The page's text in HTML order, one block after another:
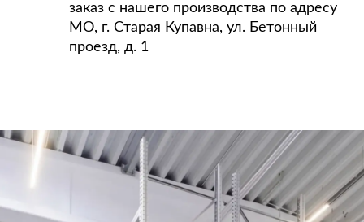
заказ с нашего производства по адресу
МО, г. Старая Купавна, ул. Бетонный
проезд, д. 1